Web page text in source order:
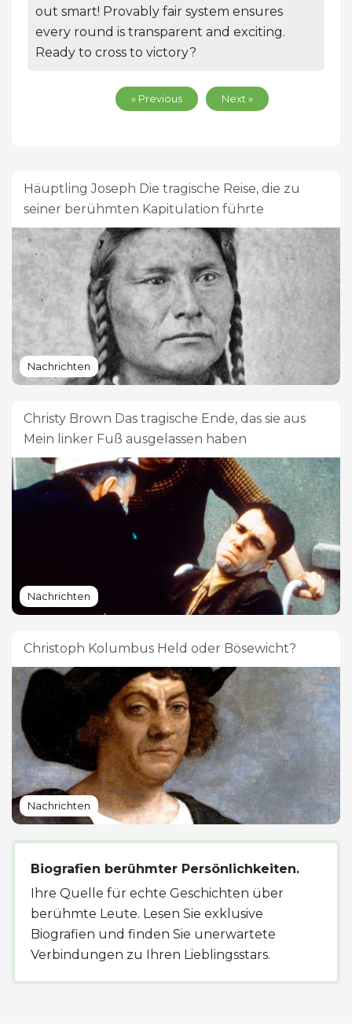
out smart! Provably fair system ensures
every round is transparent and exciting.
Ready to cross to victory?
« Previous Next »
Häuptling Joseph Die tragische Reise, die zu
seiner berühmten Kapitulation führte
Nachrichten
Christy Brown Das tragische Ende, das sie aus
Mein linker Fuß ausgelassen haben
Nachrichten
Christoph Kolumbus Held oder Bösewicht?
Nachrichten
Biografien berühmter Persönlichkeiten.
Ihre Quelle für echte Geschichten über
berühmte Leute. Lesen Sie exklusive
Biografien und finden Sie unerwartete
Verbindungen zu Ihren Lieblingsstars.